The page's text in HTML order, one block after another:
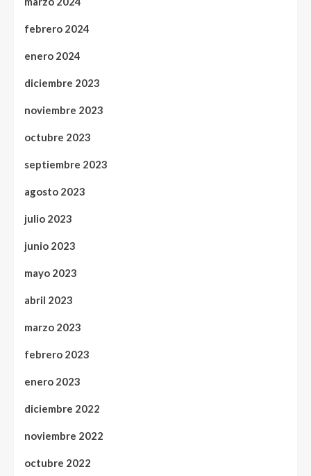
febrero 2024
enero 2024
diciembre 2023
noviembre 2023
octubre 2023
septiembre 2023
agosto 2023
julio 2023
junio 2023
mayo 2023
abril 2023
marzo 2023
febrero 2023
enero 2023
diciembre 2022
noviembre 2022
octubre 2022